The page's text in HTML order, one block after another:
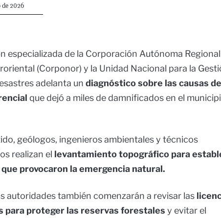
de 2026
especializada de la Corporación Autónoma
(Corponor) y la Unidad Nacional para la
adelanta un diagnóstico sobre las causas
que dejó a miles de damnificados en el
geólogos, ingenieros ambientales y técnicos
realizan el levantamiento topográfico para
provocaron la emergencia natural.
autoridades también comenzarán a revisar las
para proteger las reservas forestales y evitar el